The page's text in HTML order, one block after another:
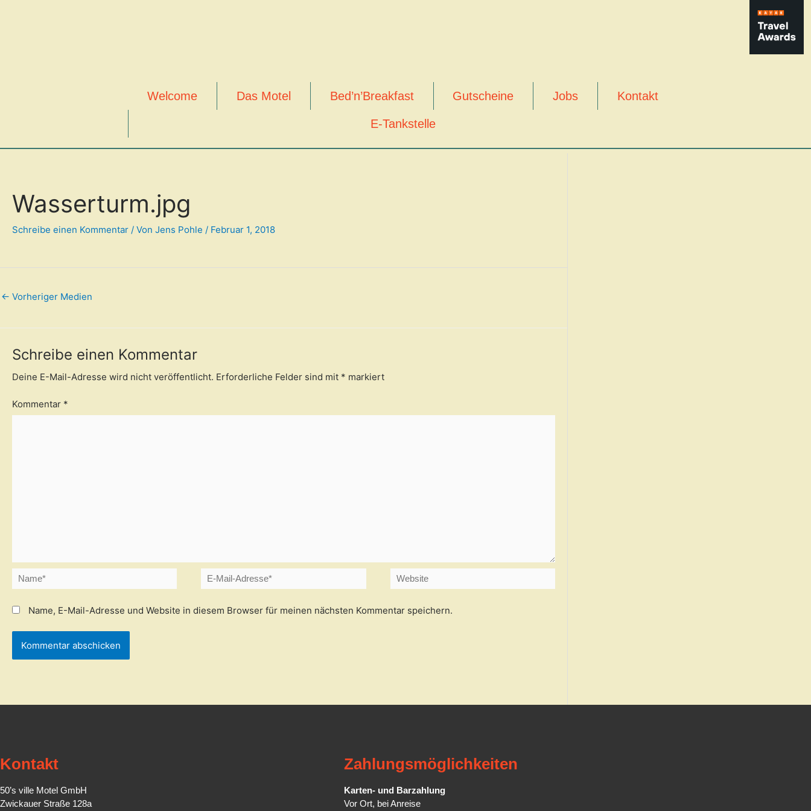
Welcome Das Motel Bed’n’Breakfast Gutscheine Jobs Kontakt
E-Tankstelle
Wasserturm.jpg
Schreibe einen Kommentar / Von Jens Pohle / Februar 1, 2018
← Vorheriger Medien
Schreibe einen Kommentar
Deine E-Mail-Adresse wird nicht veröffentlicht. Erforderliche Felder sind mit * markiert
Kommentar *
Name*
E-
Mail-
Website
Name, E-Mail-Adresse und Website in diesem Browser für meinen nächsten Kommentar speichern.
Kontakt
50’s ville Motel GmbH
Zwickauer Straße 128a
Zahlungsmöglichkeiten
Karten- und Barzahlung
Vor Ort, bei Anreise